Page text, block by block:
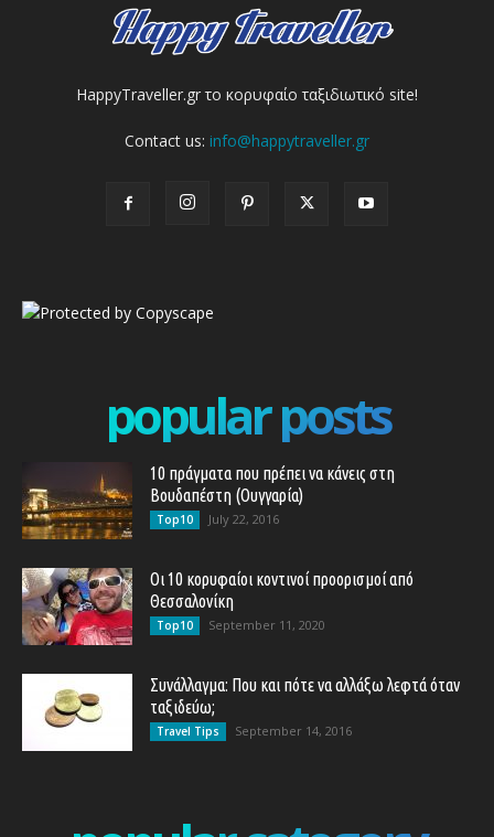
HappyTraveller.gr το κορυφαίο ταξιδιωτικό site!
Contact us: info@happytraveller.gr
popular posts
10 πράγματα που πρέπει να κάνεις στη
Βουδαπέστη (Ουγγαρία)
Top10 July 22, 2016
Οι 10 κορυφαίοι κοντινοί προορισμοί από
Θεσσαλονίκη
Top10 September 11, 2020
Συνάλλαγμα: Που και πότε να αλλάξω λεφτά όταν
ταξιδεύω;
Travel Tips September 14, 2016